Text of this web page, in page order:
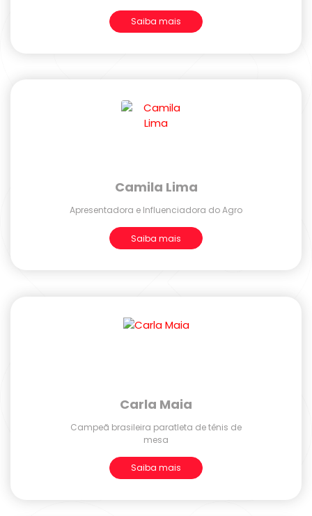
Saiba mais
Camila Lima
Apresentadora e Influenciadora do Agro
Saiba mais
Carla Maia
Campeã brasileira paratleta de tênis de
mesa
Saiba mais